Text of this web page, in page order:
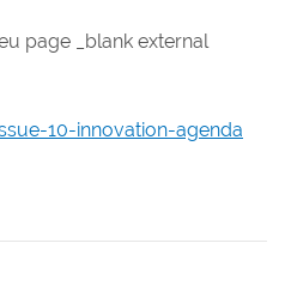
page _blank external
10-innovation-agenda